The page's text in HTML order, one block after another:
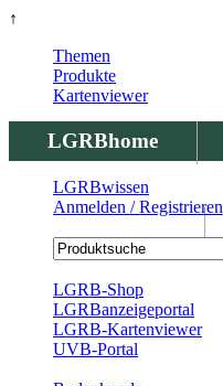
↑
LGRBhome
LGRBbohrungen
Themen
Produkte
Kartenviewer
LGRBwissen
Anmelden / Registrieren
LGRB-Shop
LGRBanzeigeportal
LGRB-Kartenviewer
UVB-Portal